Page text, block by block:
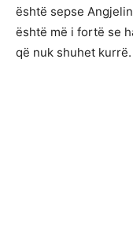
është sepse
është më i fortë se
që nuk shuhet kurrë.